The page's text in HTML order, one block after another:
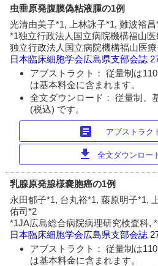
虫垂原発腹膜偽粘液腫の1例
光清由美子*1, 上林詠子*1, 難波裕
*1独立行政法人国立病院機構福山
独立行政法人国立病院機構福山医
日本臨床細胞学会広島県支部会誌
アブストラクト： 従量制は
は基本料金に含まれます。
全文ダウンロード： 従量制、
(税込) です。
article アブストラク
download 全文ダウンロー
乳腺原発腺様嚢胞癌の1例
永田郁子*1, 台丸裕*1, 藤原明子*1,
佑司*2
*1JA広島総合病院病理研究検査科,
日本臨床細胞学会広島県支部会誌
アブストラクト： 従量制は
は基本料金に含まれます。